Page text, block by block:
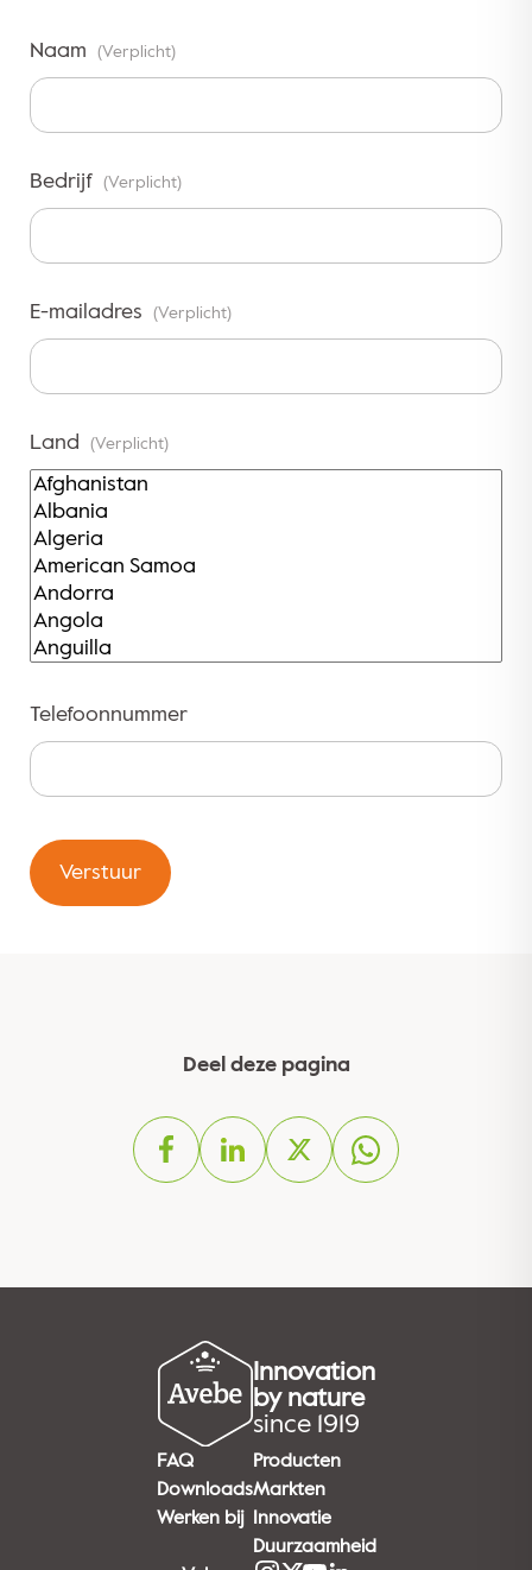
Naam (Verplicht)
Bedrijf (Verplicht)
E-mailadres (Verplicht)
Land (Verplicht)
Telefoonnummer
Verstuur
Deel deze pagina
Innovation
by nature
since 1919
FAQ
Downloads
Werken bij
Producten
Markten
Innovatie
Duurzaamheid